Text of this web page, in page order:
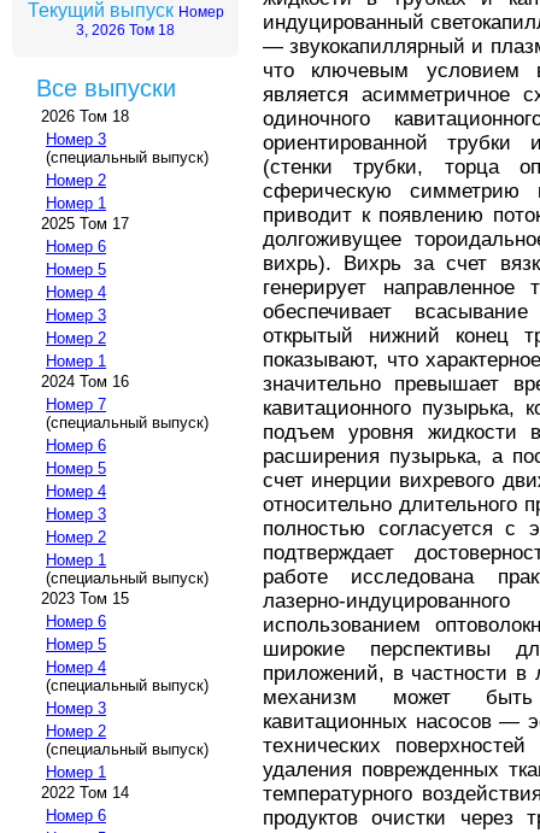
Текущий выпуск Номер
3, 2026 Том 18
Все выпуски
2026 Том 18
Номер 3
(специальный выпуск)
Номер 2
Номер 1
2025 Том 17
Номер 6
Номер 5
Номер 4
Номер 3
Номер 2
Номер 1
2024 Том 16
Номер 7
(специальный выпуск)
Номер 6
Номер 5
Номер 4
Номер 3
Номер 2
Номер 1
(специальный выпуск)
2023 Том 15
Номер 6
Номер 5
Номер 4
(специальный выпуск)
Номер 3
Номер 2
(специальный выпуск)
Номер 1
2022 Том 14
Номер 6
индуцированный
— звукокапиллярный и
что ключевым условием
является асимметричное
одиночного
ориентированной трубки
(стенки трубки, торца
сферическую симметрию
приводит к появлению
долгоживущее
вихрь). Вихрь за счет
генерирует
обеспечивает
открытый нижний конец
показывают, что
значительно превышает
кавитационного пузырька,
подъем уровня жидкости
расширения пузырька, а
счет инерции вихревого
относительно длительного
полностью согласуется с
подтверждает
работе исследована
лазерно-
использованием
широкие перспективы
приложений, в частности в
механизм может
кавитационных насосов —
технических
удаления поврежденных
температурного
продуктов очистки через